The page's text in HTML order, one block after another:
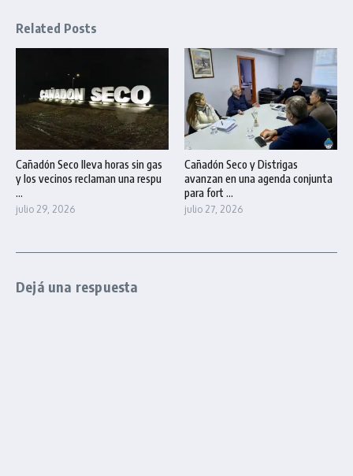
Related Posts
Cañadón Seco lleva horas sin gas
y los vecinos reclaman una respu
...
julio 29, 2026
Cañadón Seco y Distrigas
avanzan en una agenda conjunta
para fort ...
julio 27, 2026
Dejá una respuesta